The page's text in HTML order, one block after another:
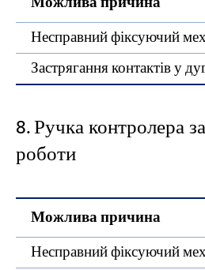
Несправний фіксуючий
Застрягання контактів у
8. Ручка контролера
роботи
Можлива причина
Несправний фіксуючий